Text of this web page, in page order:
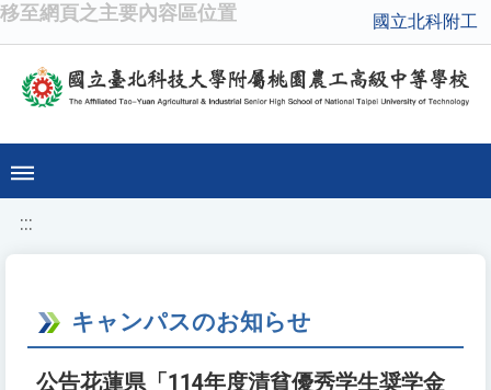
移至網頁之主要內容區位置 國立北科附工
:::
キャンパスのお知らせ
公告花蓮県「114年度清貧優秀学生奨学金